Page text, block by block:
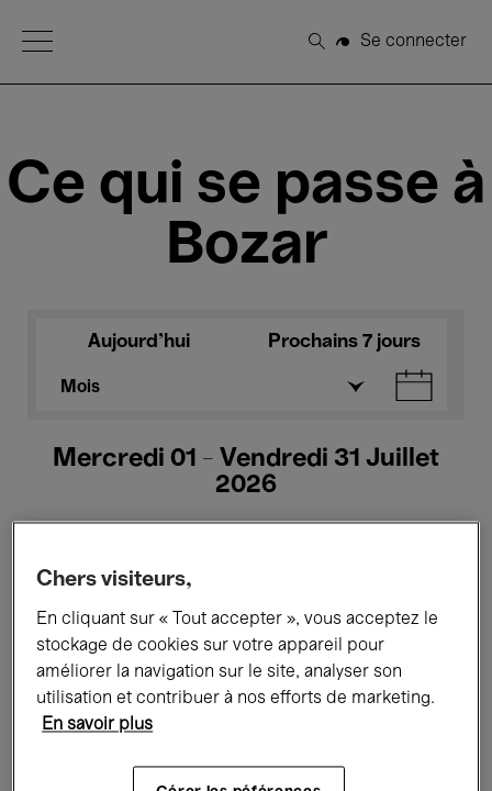
Open Menu
Rechercher
Se connecter
Ce qui se passe à
Bozar
Aujourd'hui Prochains 7 jours
Mois
Mercredi 01 - Vendredi 31 Juillet
2026
Tous les événements Concerts
Expositions Films Performances
Rencontres & Débats
Musique classique Global Music
Chers visiteurs,
En cliquant sur « Tout accepter », vous acceptez le
stockage de cookies sur votre appareil pour
améliorer la navigation sur le site, analyser son
utilisation et contribuer à nos efforts de marketing.
En savoir plus